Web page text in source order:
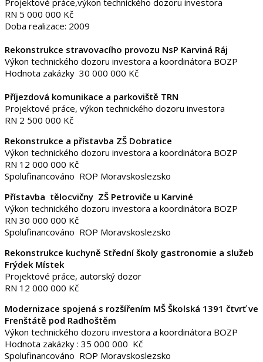
RN 5 000 000 Kč
Doba realizace: 2009
Rekonstrukce stravovacího provozu NsP Karviná Ráj
Výkon technického dozoru investora a koordinátora BOZP
Hodnota zakázky 30 000 000 Kč
Příjezdová komunikace a parkoviště TRN
Projektové práce, výkon technického dozoru investora
RN 2 500 000 Kč
Rekonstrukce a přístavba ZŠ Dobratice
Výkon technického dozoru investora a koordinátora BOZP
RN 12 000 000 Kč
Spolufinancováno ROP Moravskoslezsko
Přístavba tělocvičny ZŠ Petroviče u Karviné
Výkon technického dozoru investora a koordinátora BOZP
RN 30 000 000 Kč
Spolufinancováno ROP Moravskoslezsko
Rekonstrukce kuchyně Střední školy gastronomie a služeb
Frýdek Místek
Projektové práce, autorský dozor
RN 12 000 000 Kč
Modernizace spojená s rozšířením MŠ Školská 1391 čtvrť ve
Frenštátě pod Radhoštěm
Výkon technického dozoru investora a koordinátora BOZP
Hodnota zakázky : 35 000 000 Kč
Spolufinancováno ROP Moravskoslezsko